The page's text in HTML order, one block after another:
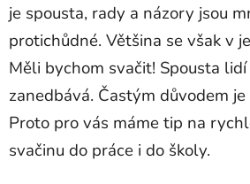
je spousta, rady a názory jsou
protichůdné. Většina se však v
Měli bychom svačit! Spousta
zanedbává. Častým důvodem
Proto pro vás máme tip na
svačinu do práce i do školy.